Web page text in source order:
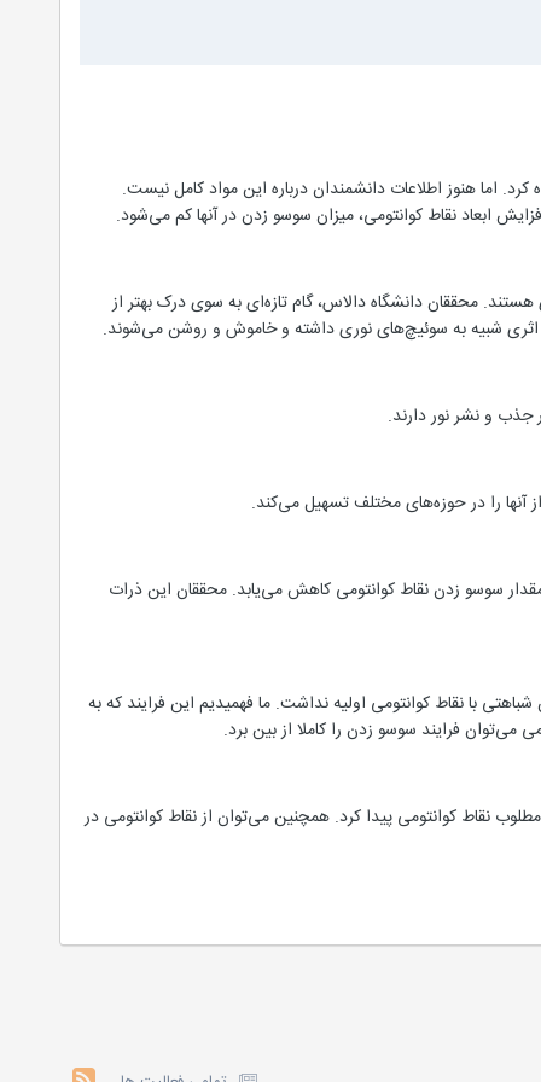
اما هنوز اطلاعات دانشمندان درباره این مواد کامل نیست.
ابعاد نقاط کوانتومی، میزان سوسو زدن در آنها کم می‌شود.
محققان دانشگاه دالاس، گام تازه‌ای به سوی درک بهتر از
اثری شبیه به سوئیچ‌های نوری داشته و خاموش و روشن می‌شوند.
جذب و نشر نور دارند.
آنها را در حوزه‌های مختلف تسهیل می‌کند.
مقدار سوسو زدن نقاط کوانتومی کاهش می‌یابد. محققان این ذرات
با نقاط کوانتومی اولیه نداشت. ما فهمیدیم این فرایند که به
فرایند سوسو زدن را کاملا از بین برد.
نقاط کوانتومی پیدا کرد. همچنین می‌توان از نقاط کوانتومی در